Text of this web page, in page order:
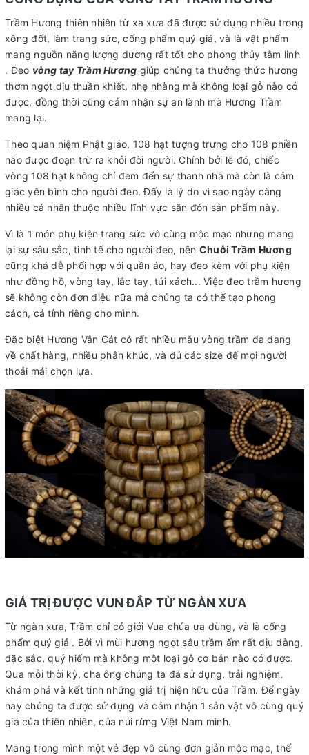
Trầm Hương thiên nhiên từ xa xưa đã được sử dụng nhiều trong
xông đốt, làm trang sức, cống phẩm quý giá, và là vật phẩm
mang nguồn năng lượng dương rất tốt cho phong thủy tâm linh
. Đeo vòng tay Trầm Hương giúp chúng ta thưởng thức hương
thơm ngọt dịu thuần khiết, nhẹ nhàng mà không loại gỗ nào có
được, đồng thời cũng cảm nhận sự an lành mà Hương Trầm
mang lại.
Theo quan niệm Phật giáo, 108 hạt tượng trưng cho 108 phiền
não được đoạn trừ ra khỏi đời người. Chính bởi lẽ đó, chiếc
vòng 108 hạt không chỉ đem đến sự thanh nhã mà còn là cảm
giác yên bình cho người đeo. Đấy là lý do vì sao ngày càng
nhiều cá nhân thuộc nhiều lĩnh vực săn đón sản phẩm này.
Vì là 1 món phụ kiện trang sức vô cùng mộc mạc nhưng mang
lại sự sâu sắc, tinh tế cho người đeo, nên Chuỗi Trầm Hương
cũng khá dễ phối hợp với quần áo, hay đeo kèm với phụ kiện
như đồng hồ, vòng tay, lắc tay, túi xách... Việc đeo trầm hương
sẽ không còn đơn điệu nữa mà chúng ta có thể tạo phong
cách, cá tính riêng cho mình.
Đặc biệt Hương Vân Cát có rất nhiều mẫu vòng trầm đa dạng
về chất hàng, nhiều phân khúc, và đủ các size để mọi người
thoải mái chọn lựa.
GIÁ TRỊ ĐƯỢC VUN ĐẮP TỪ NGÀN XƯA
Từ ngàn xưa, Trầm chỉ có giới Vua chúa ưa dùng, và là cống
phẩm quý giá . Bởi vì mùi hương ngọt sâu trầm ấm rất dịu dàng,
đặc sắc, quý hiếm mà không một loại gỗ cơ bản nào có được.
Qua mỗi thời kỳ, cha ông chúng ta đã sử dụng, trải nghiệm,
khám phá và kết tinh những giá trị hiện hữu của Trầm. Để ngày
nay chúng ta được sử dụng và cảm nhận 1 sản vật vô cùng quý
giá của thiên nhiên, của núi rừng Việt Nam mình.
Mang trong mình một vẻ đẹp vô cùng đơn giản mộc mạc, thế